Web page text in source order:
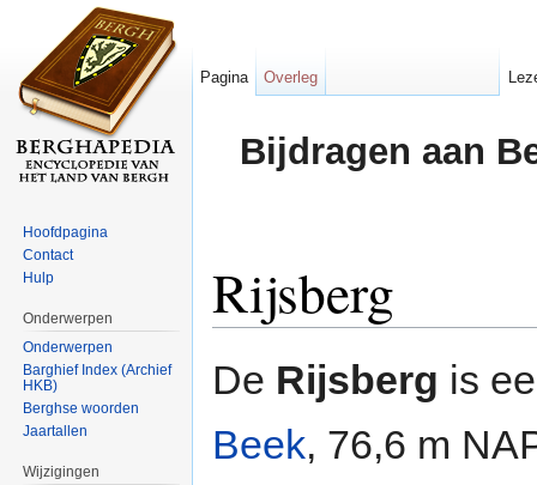
Bijdragen aan
Rijsberg
De Rijsberg is
Beek, 76,6 m
Pagina Overleg
Hoofdpagina
Contact
Hulp
Onderwerpen
Onderwerpen
Barghief Index (Archief
HKB)
Berghse woorden
Jaartallen
Wijzigingen